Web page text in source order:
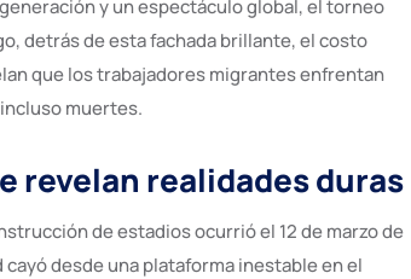
y un espectáculo global, el torneo
detrás de esta fachada brillante, el costo
que los trabajadores migrantes enfrentan
muertes.
revelan realidades duras
de estadios ocurrió el 12 de marzo de
desde una plataforma inestable en el